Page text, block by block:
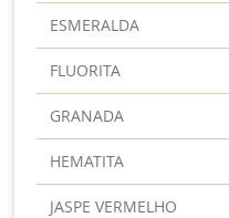
ESMERALDA
FLUORITA
GRANADA
HEMATITA
JASPE VERMELHO